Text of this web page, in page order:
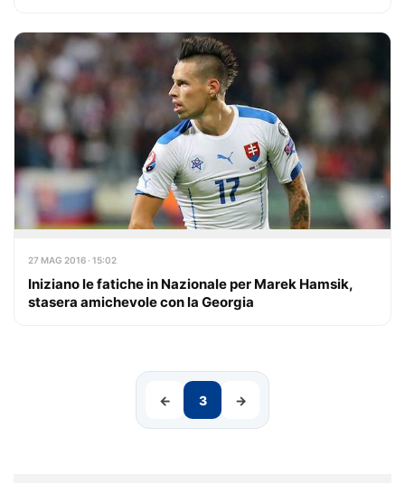
27 MAG 2016 · 15:02
Iniziano le fatiche in Nazionale per Marek Hamsik,
stasera amichevole con la Georgia
← 3 →